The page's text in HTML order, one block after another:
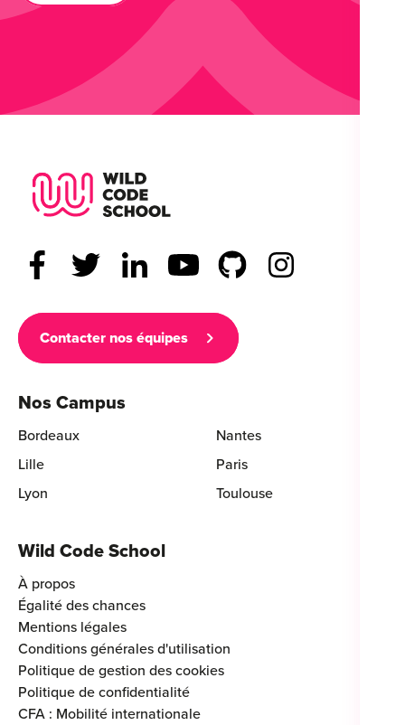
Contacter nos équipes
Nos Campus
Bordeaux
Lille
Lyon
Nantes
Paris
Toulouse
Wild Code School
À propos
Égalité des chances
Mentions légales
Conditions générales d'utilisation
Politique de gestion des cookies
Politique de confidentialité
CFA : Mobilité internationale